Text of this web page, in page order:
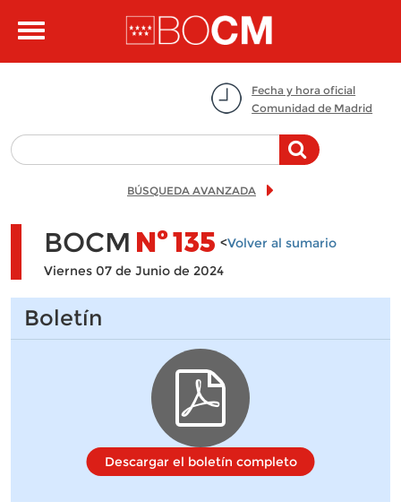
Toggle
Fecha y hora oficial
Comunidad de Madrid
BÚSQUEDA AVANZADA
BOCM Nº135 <Volver al sumario
Viernes 07 de Junio de 2024
Boletín
Descargar el boletín completo